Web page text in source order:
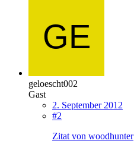
geloescht002
Gast
2. September 2012
#2
Zitat von woodhunter